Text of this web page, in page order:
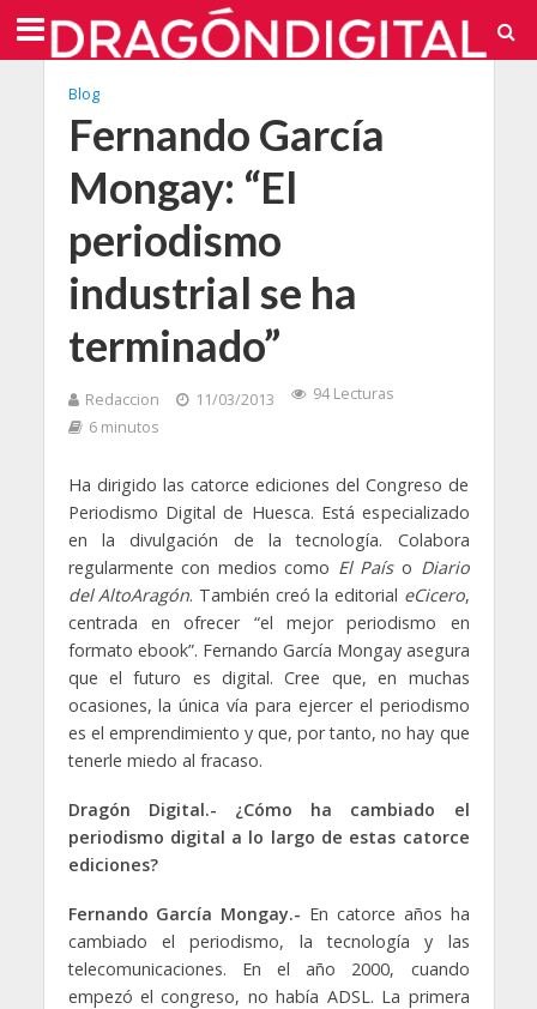
Blog
Fernando García
Mongay: “El
periodismo
industrial se ha
terminado”
Redaccion 11/03/2013
94 Lecturas
6 minutos
Ha dirigido las catorce ediciones del Congreso de
Periodismo Digital de Huesca. Está especializado
en la divulgación de la tecnología. Colabora
regularmente con medios como El Paíso Diario
del AltoAragón. También creó la editorial eCicero,
centrada en ofrecer “el mejor periodismo en
formato ebook”. Fernando García Mongay asegura
que el futuro es digital. Cree que, en muchas
ocasiones, la única vía para ejercer el periodismo
es el emprendimiento y que, por tanto, no hay que
tenerle miedo al fracaso.
Dragón Digital.- ¿Cómo ha cambiado el
periodismo digital a lo largo de estas catorce
ediciones?
Fernando García Mongay.- En catorce años ha
cambiado el periodismo, la tecnología y las
telecomunicaciones. En el año 2000, cuando
empezó el congreso, no había ADSL. La primera